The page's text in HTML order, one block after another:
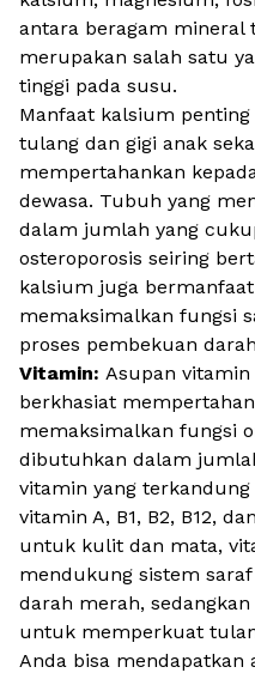
antara beragam mineral
merupakan salah satu
tinggi pada susu.
Manfaat kalsium
tulang dan gigi anak
mempertahankan
dewasa. Tubuh yang
dalam jumlah yang
osteroporosis seiring
kalsium juga
memaksimalkan fungsi
proses pembekuan
Vitamin: Asupan
berkhasiat
memaksimalkan fungsi
dibutuhkan dalam
vitamin yang
vitamin A, B1, B2, B12,
untuk kulit dan mata,
mendukung sistem
darah merah,
untuk memperkuat
Anda bisa mendapatkan